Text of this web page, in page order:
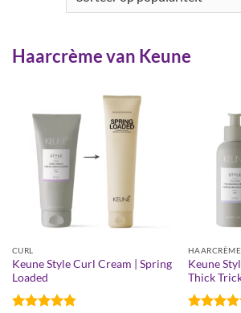
Haarcrème van Keune
CURL
Keune Style Curl Cream | Spring
Loaded
HAARCRÈME
Keune
Thick